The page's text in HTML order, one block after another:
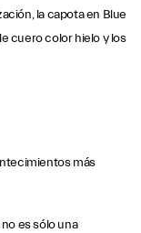
la capota en Blue
cuero color hielo y los
más
es sólo una